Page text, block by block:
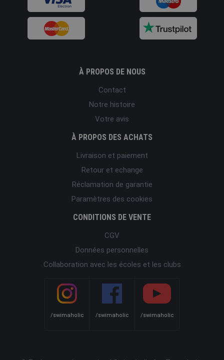
À PROPOS DE NOUS
Contact
Notre histoire
Votre avis
À PROPOS DES ACHATS
Livraison et paiement
Retour et echange
Réclamation de garantie
Paramètres des cookies
CONDITIONS DE VENTE
CGV
Données personnelles
Collaboration avec les écoles et les clubs
/swimaholic /swimaholic /swimaholic